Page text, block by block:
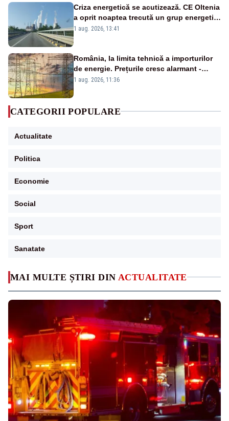
MAI MULTE ȘTIRI DIN ACTUALITATE
Criza energetică se acutizează. CE Oltenia
a oprit noaptea trecută un grup energetic
de la Rovinari
1 aug. 2026, 13:41
România, la limita tehnică a importurilor
de energie. Prețurile cresc alarmant -
Analiză Realitatea Plus
1 aug. 2026, 11:36
CATEGORII POPULARE
Actualitate
Politica
Economie
Social
Sport
Sanatate